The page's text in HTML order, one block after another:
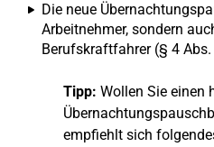
Die neue
Arbeitnehmer, sondern
Berufskraftfahrer (§ 4 Abs.
Tipp: Wollen Sie einen
empfiehlt sich